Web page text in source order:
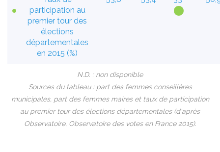
participation au
premier tour des
élections
départementales
en 2015 (%)
N.D. : non disponible
Sources du tableau : part des femmes conseillères
municipales, part des femmes maires et taux de participation
au premier tour des élections départementales (d'après
Observatoire, Observatoire des votes en France 2015).